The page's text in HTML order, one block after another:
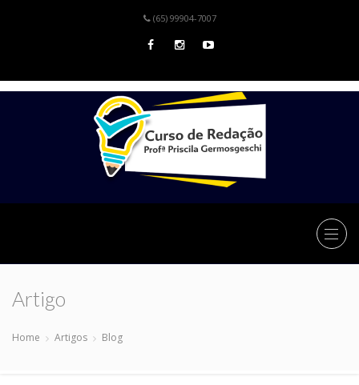
(65) 99904-7007
Artigo
Home Artigos Blog